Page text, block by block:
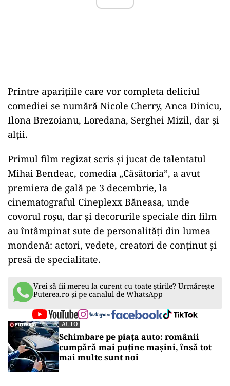
Printre aparițiile care vor completa deliciul
comediei se numără Nicole Cherry, Anca Dinicu,
Ilona Brezoianu, Loredana, Serghei Mizil, dar și
alții.
Primul film regizat scris și jucat de talentatul
Mihai Bendeac, comedia „Căsătoria”, a avut
premiera de gală pe 3 decembrie, la
cinematograful Cineplexx Băneasa, unde
covorul roșu, dar și decorurile speciale din film
au întâmpinat sute de personalități din lumea
mondenă: actori, vedete, creatori de conținut și
presă de specialitate.
Vrei să fii mereu la curent cu toate știrile? Urmărește
Puterea.ro și pe canalul de WhatsApp
AUTO
Schimbare pe piața auto: românii
cumpără mai puține mașini, însă tot
mai multe sunt noi